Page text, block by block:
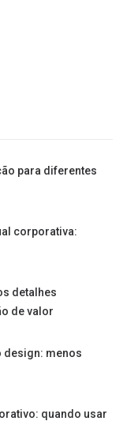
para diferentes
corporativa:
detalhes
de valor
design: menos
quando usar